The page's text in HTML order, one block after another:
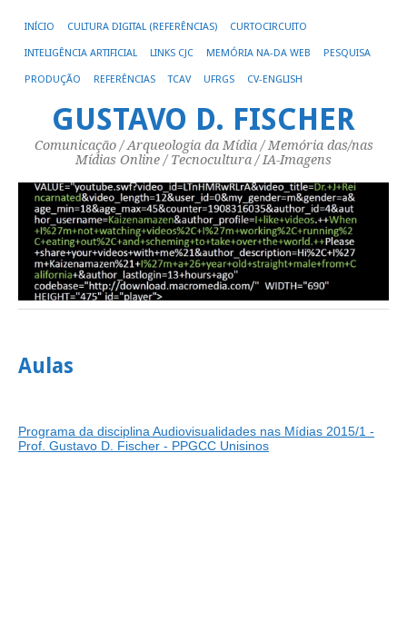
INÍCIO CULTURA DIGITAL (REFERÊNCIAS) CURTOCIRCUITO
INTELIGÊNCIA ARTIFICIAL LINKS CJC MEMÓRIA NA-DA WEB PESQUISA
PRODUÇÃO REFERÊNCIAS TCAV UFRGS CV-ENGLISH
GUSTAVO D. FISCHER
Comunicação / Arqueologia da Mídia / Memória das/nas
Mídias Online / Tecnocultura / IA-Imagens
Aulas
Programa da disciplina Audiovisualidades nas Mídias 2015/1 -
Prof. Gustavo D. Fischer - PPGCC Unisinos